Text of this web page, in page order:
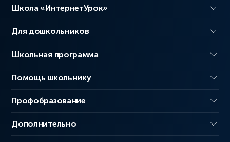
Школа «ИнтернетУрок»
Для дошкольников
Школьная программа
Помощь школьнику
Профобразование
Дополнительно